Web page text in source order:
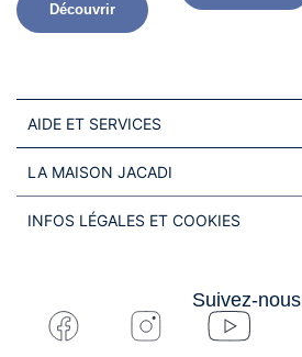
Découvrir
AIDE ET SERVICES
LA MAISON JACADI
INFOS LÉGALES ET COOKIES
Suivez-nous